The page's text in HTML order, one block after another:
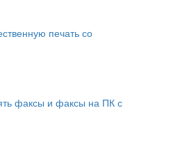
печать со
факсы и факсы на ПК с